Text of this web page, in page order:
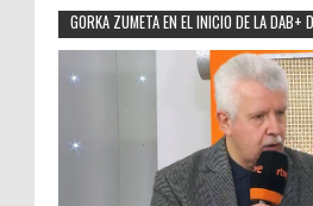
GORKA ZUMETA EN EL INICIO DE LA DAB+